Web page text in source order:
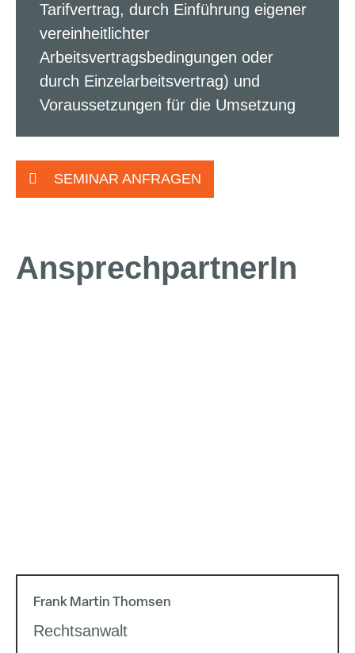
Tarifvertrag, durch Einführung eigener
vereinheitlichter
Arbeitsvertragsbedingungen oder
durch Einzelarbeitsvertrag) und
Voraussetzungen für die Umsetzung
SEMINAR ANFRAGEN
AnsprechpartnerIn
Frank Martin Thomsen
Rechtsanwalt